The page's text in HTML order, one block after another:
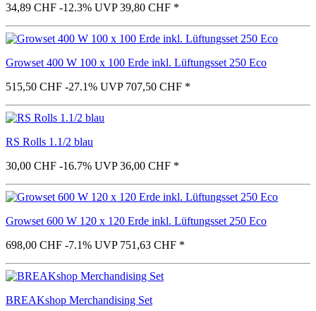
34,89 CHF -12.3% UVP 39,80 CHF *
Growset 400 W 100 x 100 Erde inkl. Lüftungsset 250 Eco
515,50 CHF -27.1% UVP 707,50 CHF *
RS Rolls 1.1/2 blau
30,00 CHF -16.7% UVP 36,00 CHF *
Growset 600 W 120 x 120 Erde inkl. Lüftungsset 250 Eco
698,00 CHF -7.1% UVP 751,63 CHF *
BREAKshop Merchandising Set